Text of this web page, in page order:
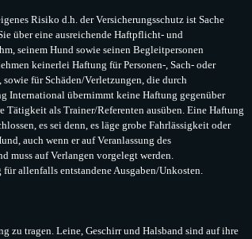
Risiko d.h. der Versicherungsschutz ist Sache
über eine ausreichende Haftpflicht- und
seinem Hund sowie seinen Begleitpersonen
keinerlei Haftung für Personen-, Sach- oder
für Schäden/Verletzungen, die durch
International übernimmt keine Haftung gegenüber
als Trainer/Referenten ausüben. Eine Haftung
es sei denn, es läge grobe Fahrlässigkeit oder
auch wenn er auf Veranlassung des
muss auf Verlangen vorgelegt werden.
allenfalls entstandene Ausgaben/Unkosten.
zu tragen. Leine, Geschirr und Halsband sind auf ihre